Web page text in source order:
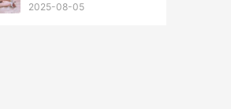
2025-08-05